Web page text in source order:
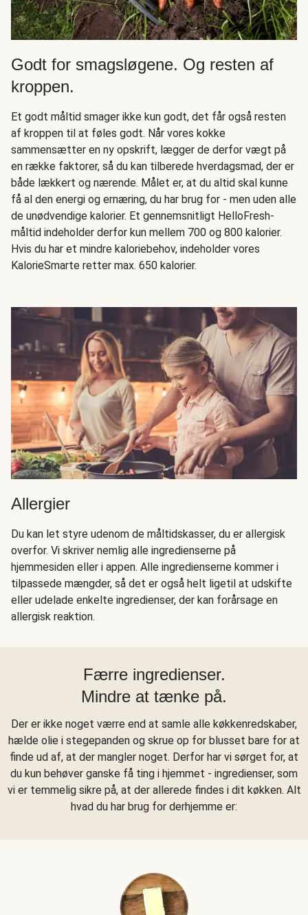
Godt for smagsløgene. Og resten af
kroppen.
Et godt måltid smager ikke kun godt, det får også resten
af kroppen til at føles godt. Når vores kokke
sammensætter en ny opskrift, lægger de derfor vægt på
en række faktorer, så du kan tilberede hverdagsmad, der er
både lækkert og nærende. Målet er, at du altid skal kunne
få al den energi og ernæring, du har brug for - men uden alle
de unødvendige kalorier. Et gennemsnitligt HelloFresh-
måltid indeholder derfor kun mellem 700 og 800 kalorier.
Hvis du har et mindre kaloriebehov, indeholder vores
KalorieSmarte retter max. 650 kalorier.
Allergier
Du kan let styre udenom de måltidskasser, du er allergisk
overfor. Vi skriver nemlig alle ingredienserne på
hjemmesiden eller i appen. Alle ingredienserne kommer i
tilpassede mængder, så det er også helt ligetil at udskifte
eller udelade enkelte ingredienser, der kan forårsage en
allergisk reaktion.
Færre ingredienser.
Mindre at tænke på.
Der er ikke noget værre end at samle alle køkkenredskaber,
hælde olie i stegepanden og skrue op for blusset bare for at
finde ud af, at der mangler noget. Derfor har vi sørget for, at
du kun behøver ganske få ting i hjemmet - ingredienser, som
vi er temmelig sikre på, at der allerede findes i dit køkken. Alt
hvad du har brug for derhjemme er: